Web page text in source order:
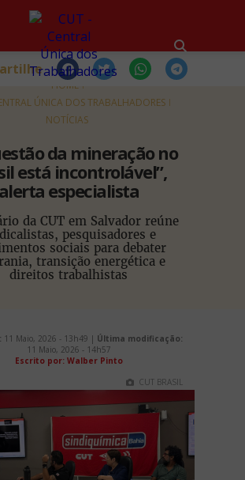
HOME
ÚNICA DOS TRABALHADORES
NOTÍCIAS
da mineração no
está incontrolável”,
alerta especialista
da CUT em Salvador reúne
pesquisadores e
sociais para debater
transição energética e
direitos trabalhistas
11 Maio, 2026 - 13h49 | Última modificação:
11 Maio, 2026 - 14h57
Escrito por: Walber Pinto
CUT BRASIL